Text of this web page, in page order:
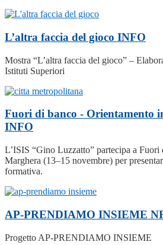
L’altra faccia del gioco INFO
Mostra “L’altra faccia del gioco” –
Istituti Superiori
Fuori di banco - Orientamento
INFO
L’ISIS “Gino Luzzatto” partecipa a
Marghera (13–15 novembre) per
formativa.
AP-PRENDIAMO INSIEME
Progetto AP-PRENDIAMO INSIEME